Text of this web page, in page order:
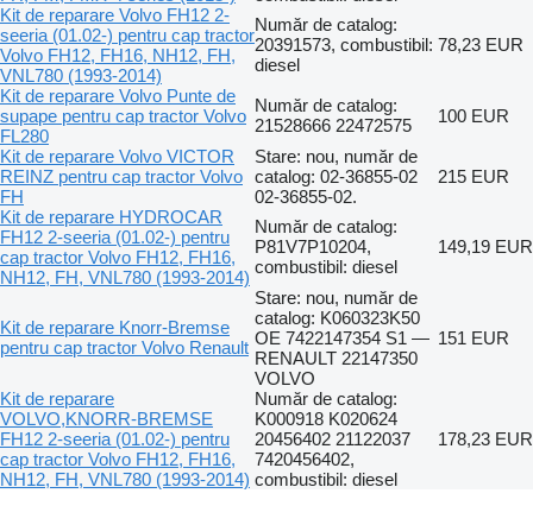
Kit de reparare Volvo FH12 2-
seeria (01.02-) pentru cap tractor
Volvo FH12, FH16, NH12, FH,
VNL780 (1993-2014)
Număr de catalog:
20391573, combustibil:
diesel
78,23 EUR
Kit de reparare Volvo Punte de
supape pentru cap tractor Volvo
FL280
Număr de catalog:
21528666 22472575
100 EUR
Kit de reparare Volvo VICTOR
REINZ pentru cap tractor Volvo
FH
Stare: nou, număr de
catalog: 02-36855-02
02-36855-02.
215 EUR
Kit de reparare HYDROCAR
FH12 2-seeria (01.02-) pentru
cap tractor Volvo FH12, FH16,
NH12, FH, VNL780 (1993-2014)
Număr de catalog:
P81V7P10204,
combustibil: diesel
149,19 EUR
Kit de reparare Knorr-Bremse
pentru cap tractor Volvo Renault
Stare: nou, număr de
catalog: K060323K50
OE 7422147354 S1 —
RENAULT 22147350
VOLVO
151 EUR
Kit de reparare
VOLVO,KNORR-BREMSE
FH12 2-seeria (01.02-) pentru
cap tractor Volvo FH12, FH16,
NH12, FH, VNL780 (1993-2014)
Număr de catalog:
K000918 K020624
20456402 21122037
7420456402,
combustibil: diesel
178,23 EUR